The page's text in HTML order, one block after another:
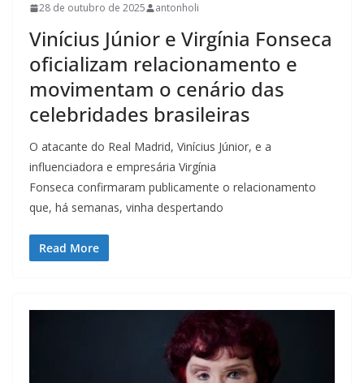
28 de outubro de 2025 antonholi
Vinícius Júnior e Virgínia Fonseca
oficializam relacionamento e
movimentam o cenário das
celebridades brasileiras
O atacante do Real Madrid, Vinícius Júnior, e a
influenciadora e empresária Virgínia
Fonseca confirmaram publicamente o relacionamento
que, há semanas, vinha despertando
Read More